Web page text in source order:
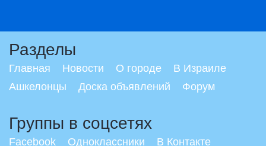
Разделы
Главная Новости О городе
В Израиле
Ашкелонцы
Доска объявлений Форум
Группы в соцсетях
Facebook Одноклассники В Контакте